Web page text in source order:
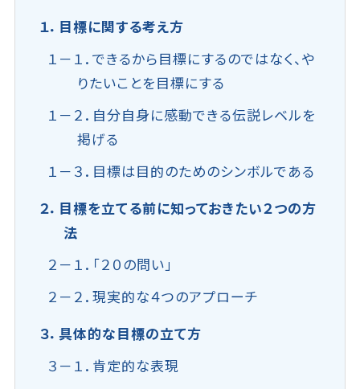
１．目標に関する考え方
１－１．できるから目標にするのではなく、や
りたいことを目標にする
１－２．自分自身に感動できる伝説レベルを
掲げる
１－３．目標は目的のためのシンボルである
２．目標を立てる前に知っておきたい２つの方
法
２－１．「２０の問い」
２－２．現実的な４つのアプローチ
３．具体的な目標の立て方
３－１．肯定的な表現